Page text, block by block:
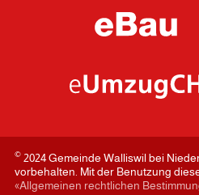
© 2024 Gemeinde Walliswil bei
vorbehalten. Mit der Benutzung
«Allgemeinen rechtlichen